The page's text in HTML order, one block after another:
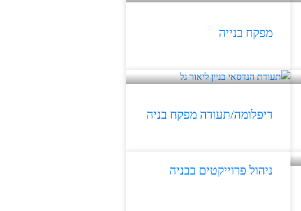
מפקח בנייה
דיפלומה/תעודה מפקח בניה
ניהול פרוייקטים בבניה